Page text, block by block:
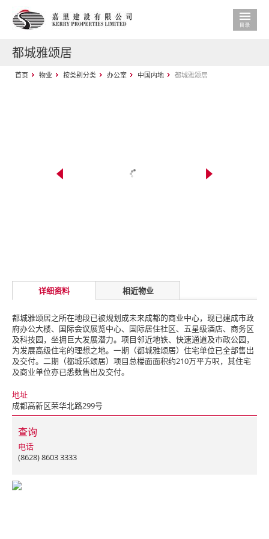
都城雅颂居
首页 物业 按类别分类 办公室 中国内地 都城雅颂居
详细资料 相近物业
都城雅颂居之所在地段已被规划成未来成都的商业中心，现已建成市政
府办公大楼、国际会议展览中心、国际居住社区、五星级酒店、商务区
及科技园，坐拥巨大发展潜力。项目邻近地铁、快速通道及市政公园，
为发展高级住宅的理想之地。一期（都城雅颂居）住宅单位已全部售出
及交付。二期（都城乐颂居）项目总楼面面积约210万平方呎，其住宅
及商业单位亦已悉数售出及交付。
地址
成都高新区荣华北路299号
查询
电话
(8628) 8603 3333